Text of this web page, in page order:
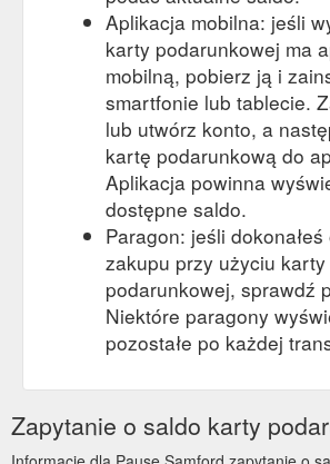
Aplikacja mobilna: jeśli
karty podarunkowej ma
mobilną, pobierz ją i
smartfonie lub tablecie.
lub utwórz konto, a
kartę podarunkową do
Aplikacja powinna
dostępne saldo.
Paragon: jeśli
zakupu przy użyciu karty
podarunkowej, sprawdź
Niektóre paragony
pozostałe po każdej
Zapytanie o saldo karty